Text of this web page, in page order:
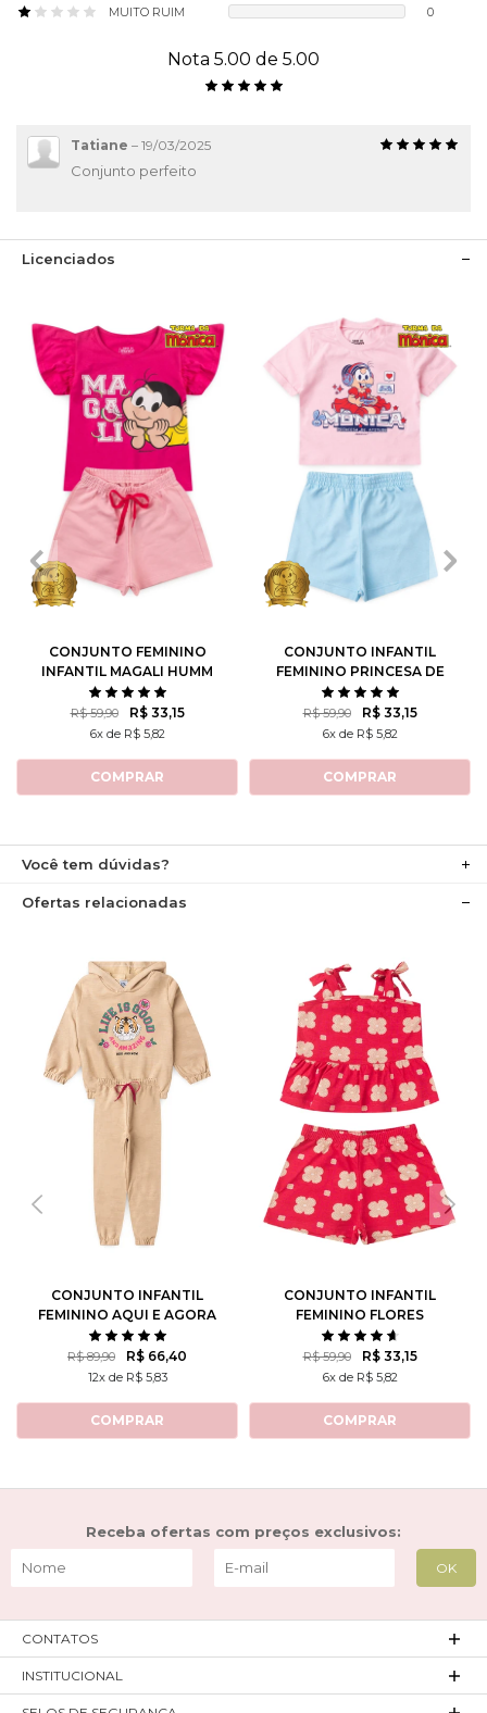
MUITO RUIM
0
Nota 5.00 de 5.00
Tatiane – 19/03/2025
Conjunto perfeito
Licenciados
1 6
CONJUNTO FEMININO
INFANTIL MAGALI HUMM
AMO MELANCIA- TURMA
DA MÔNICA
R$ 59,90 R$ 33,15
6x de R$ 5,82
COMPRAR
1 6
10
CONJUNTO INFANTIL
FEMININO PRINCESA DE
ATITUDE - TURMA DA
MÔNICA
R$ 59,90 R$ 33,15
6x de R$ 5,82
COMPRAR
Você tem dúvidas?
Ofertas relacionadas
CONJUNTO INFANTIL
FEMININO AQUI E AGORA
R$ 89,90 R$ 66,40
12x de R$ 5,83
COMPRAR
CONJUNTO INFANTIL
FEMININO FLORES
ROTATIVAS
R$ 59,90 R$ 33,15
6x de R$ 5,82
COMPRAR
Receba ofertas com preços exclusivos:
CONTATOS
INSTITUCIONAL